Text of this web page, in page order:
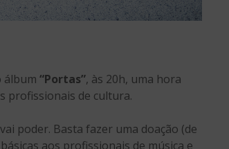
álbum “Portas”, às 20h, uma hora
profissionais de cultura.
poder. Basta fazer uma doação (de
aos profissionais de música e